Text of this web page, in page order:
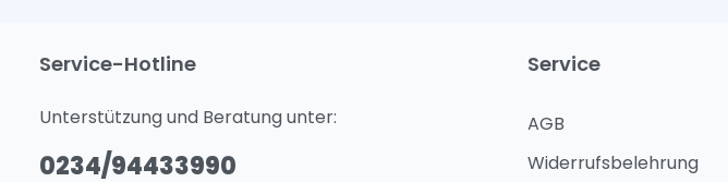
Service-Hotline
Unterstützung und Beratung unter:
0234/94433990
Service
AGB
Widerrufsbelehrung